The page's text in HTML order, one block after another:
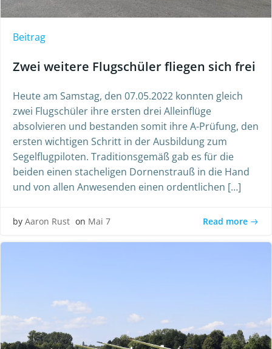
Beitrag
Zwei weitere Flugschüler fliegen sich frei
Heute am Samstag, den 07.05.2022 konnten gleich
zwei Flugschüler ihre ersten drei Alleinflüge
absolvieren und bestanden somit ihre A-Prüfung, den
ersten wichtigen Schritt in der Ausbildung zum
Segelflugpiloten. Traditionsgemäß gab es für die
beiden einen stacheligen Dornenstrauß in die Hand
und von allen Anwesenden einen ordentlichen […]
by Aaron Rust on Mai 7 Read more